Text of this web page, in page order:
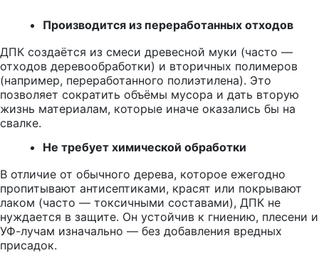
Производится из переработанных отходов
ДПК создаётся из смеси древесной муки (часто —
отходов деревообработки) и вторичных полимеров
(например, переработанного полиэтилена). Это
позволяет сократить объёмы мусора и дать вторую
жизнь материалам, которые иначе оказались бы на
свалке.
Не требует химической обработки
В отличие от обычного дерева, которое ежегодно
пропитывают антисептиками, красят или покрывают
лаком (часто — токсичными составами), ДПК не
нуждается в защите. Он устойчив к гниению, плесени и
УФ-лучам изначально — без добавления вредных
присадок.